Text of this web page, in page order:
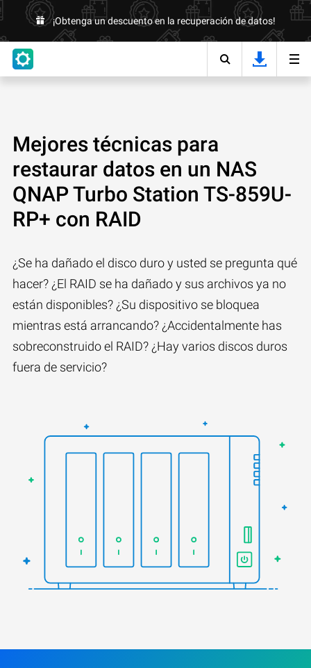
¡Obtenga un descuento en la recuperación de datos!
Mejores técnicas para
restaurar datos en un NAS
QNAP Turbo Station TS-859U-
RP+ con RAID
¿Se ha dañado el disco duro y usted se pregunta qué
hacer? ¿El RAID se ha dañado y sus archivos ya no
están disponibles? ¿Su dispositivo se bloquea
mientras está arrancando? ¿Accidentalmente has
sobreconstruido el RAID? ¿Hay varios discos duros
fuera de servicio?